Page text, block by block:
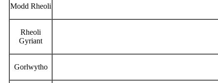
Modd Rheoli
Rheoli
Gyriant
Gorlwytho